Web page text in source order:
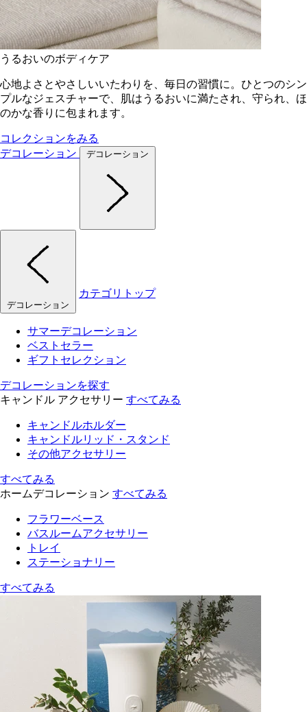
うるおいのボディケア
心地よさとやさしいいたわりを、毎日の習慣に。ひとつのシン
プルなジェスチャーで、肌はうるおいに満たされ、守られ、ほ
のかな香りに包まれます。
コレクションをみる
デコレーション
デコレーション
デコレーション
カテゴリトップ
サマーデコレーション
ベストセラー
ギフトセレクション
デコレーションを探す
キャンドル アクセサリー すべてみる
キャンドルホルダー
キャンドルリッド・スタンド
その他アクセサリー
すべてみる
ホームデコレーション すべてみる
フラワーベース
バスルームアクセサリー
トレイ
ステーショナリー
すべてみる